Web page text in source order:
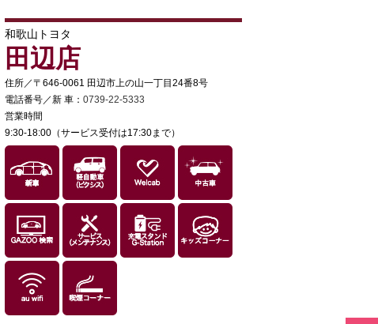
和歌山トヨタ
田辺店
住所／〒646-0061 田辺市上の山一丁目24番8号
電話番号／新 車： 0739-22-5333
営業時間
9:30-18:00（サービス受付は17:30まで）